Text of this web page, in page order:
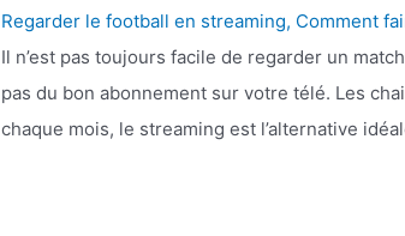
Regarder le football en streaming, Comment
Il n’est pas toujours facile de regarder un
pas du bon abonnement sur votre télé. Les
chaque mois, le streaming est l’alternative